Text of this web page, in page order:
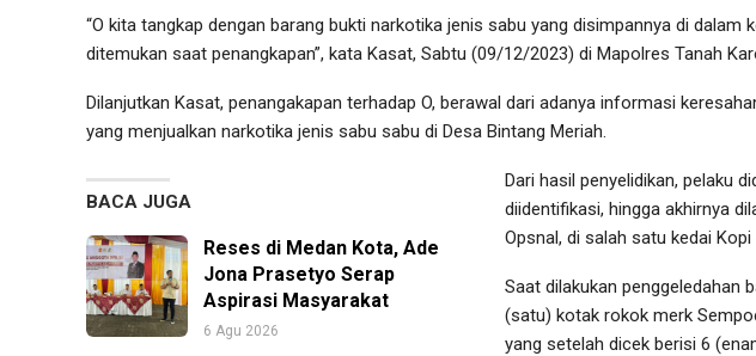
“O kita tangkap dengan barang bukti narkotika jenis sabu yang disimpannya di dalam
ditemukan saat penangkapan”, kata Kasat, Sabtu (09/12/2023) di Mapolres Tanah
Dilanjutkan Kasat, penangakapan terhadap O, berawal dari adanya informasi
yang menjualkan narkotika jenis sabu sabu di Desa Bintang Meriah.
BACA JUGA
Reses di Medan Kota, Ade
Jona Prasetyo Serap
Aspirasi Masyarakat
6 Agu 2026
Dari hasil penyelidikan, pelaku
diidentifikasi, hingga akhirnya
Opsnal, di salah satu kedai
Saat dilakukan penggeledahan
(satu) kotak rokok merk
yang setelah dicek berisi 6